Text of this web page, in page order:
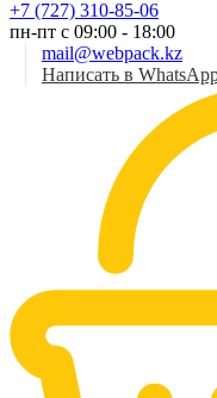
+7 (727) 310-85-06
пн-пт с 09:00 - 18:00
mail@webpack.kz
Написать в